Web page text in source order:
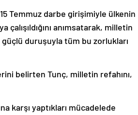
Temmuz darbe girişimiyle ülkenin
anımsatarak, milletin
güçlü duruşuyla tüm bu zorlukları
belirten Tunç, milletin refahını,
karşı yaptıkları mücadelede